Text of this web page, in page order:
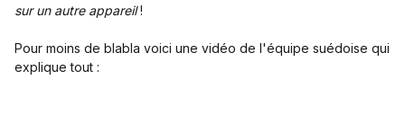
sur un autre appareil!
Pour moins de blabla voici une vidéo de l'équipe suédoise qui
explique tout :